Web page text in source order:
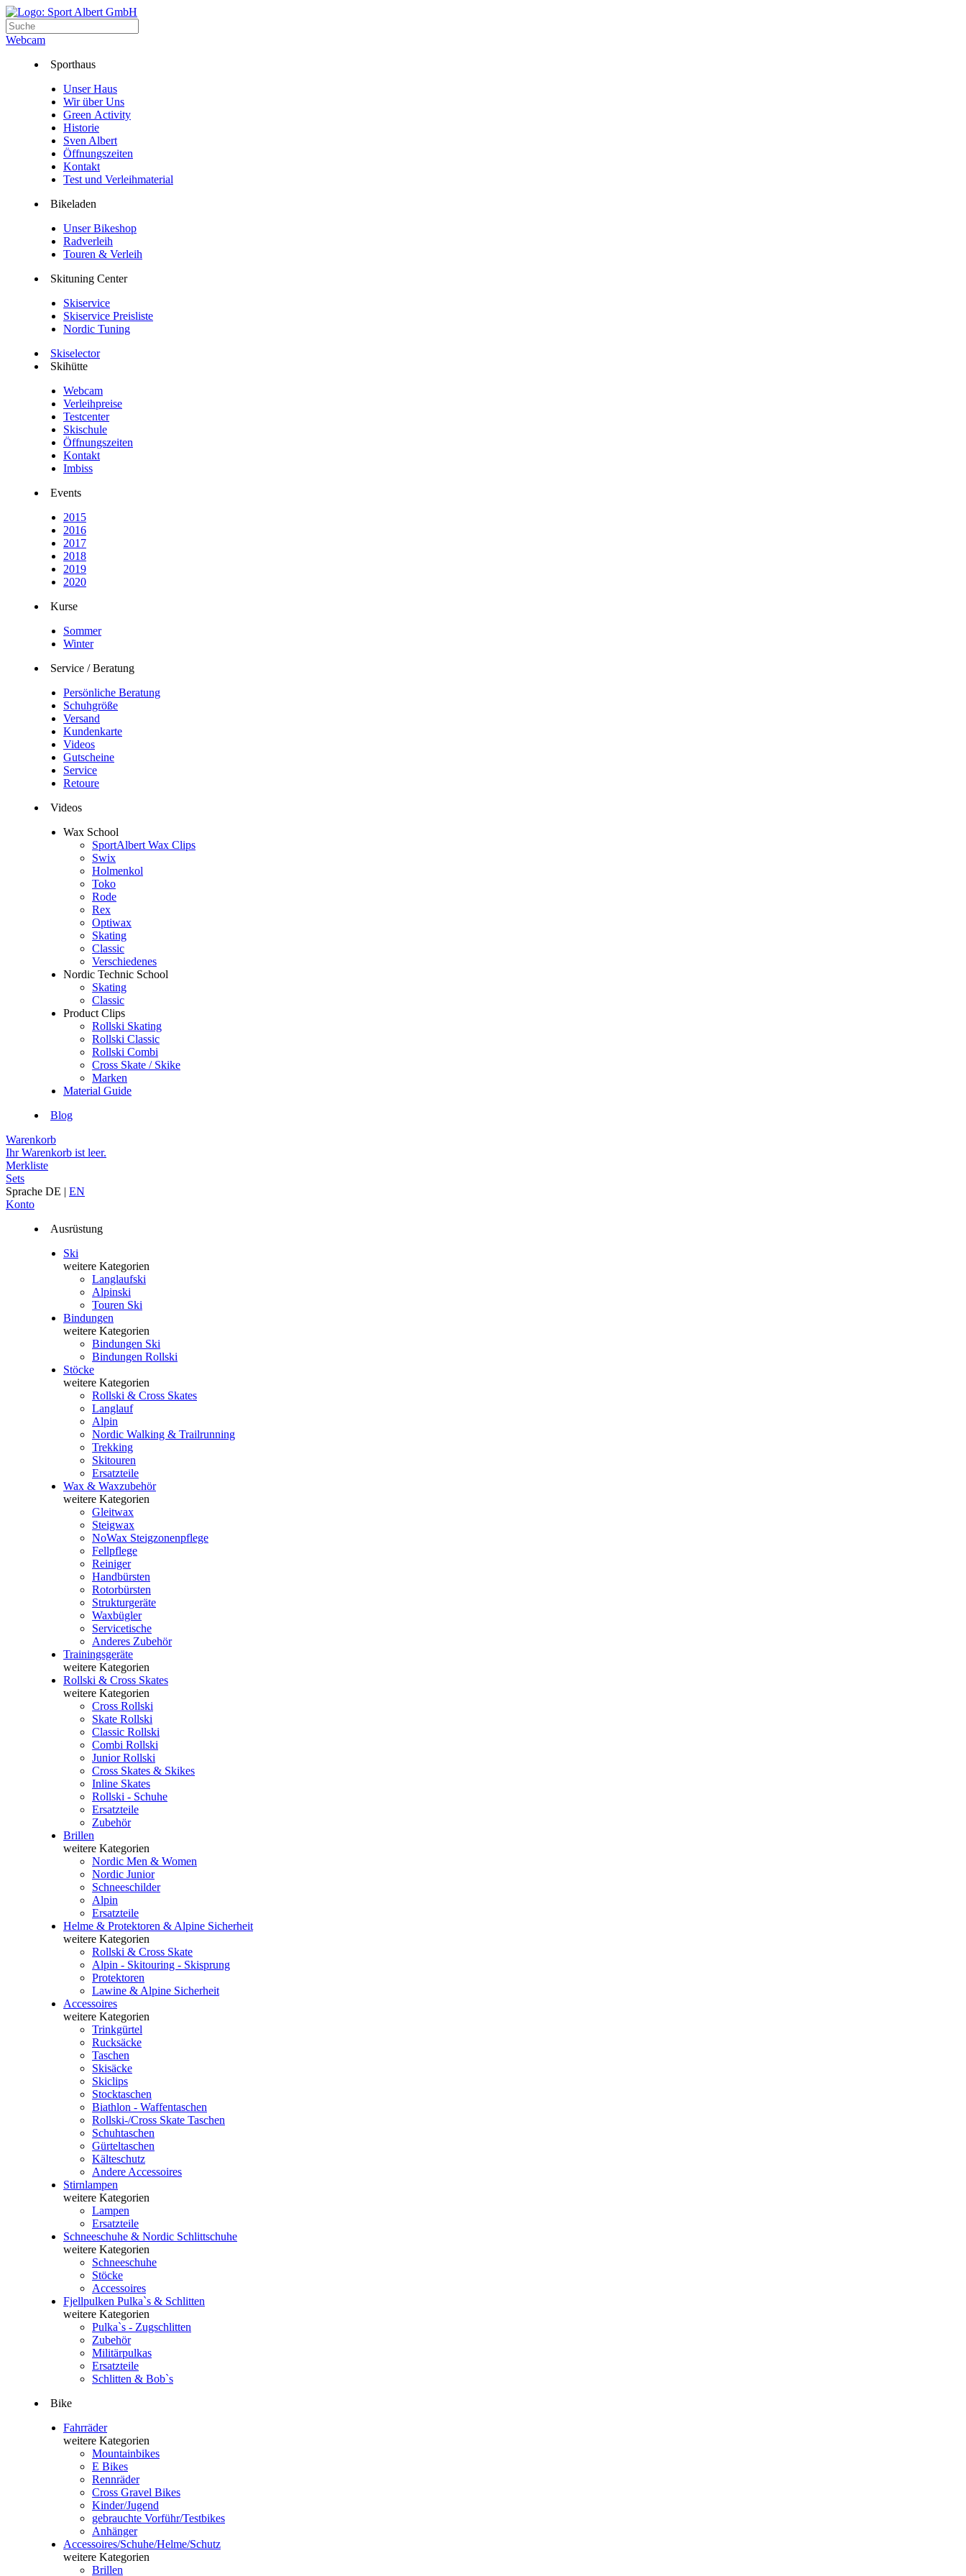
Webcam
Sporthaus
Unser Haus
Wir über Uns
Green Activity
Historie
Sven Albert
Öffnungszeiten
Kontakt
Test und Verleihmaterial
Bikeladen
Unser Bikeshop
Radverleih
Touren & Verleih
Skituning Center
Skiservice
Skiservice Preisliste
Nordic Tuning
Skiselector
Skihütte
Webcam
Verleihpreise
Testcenter
Skischule
Öffnungszeiten
Kontakt
Imbiss
Events
2015
2016
2017
2018
2019
2020
Kurse
Sommer
Winter
Service / Beratung
Persönliche Beratung
Schuhgröße
Versand
Kundenkarte
Videos
Gutscheine
Service
Retoure
Videos
Wax School
SportAlbert Wax Clips
Swix
Holmenkol
Toko
Rode
Rex
Optiwax
Skating
Classic
Verschiedenes
Nordic Technic School
Skating
Classic
Product Clips
Rollski Skating
Rollski Classic
Rollski Combi
Cross Skate / Skike
Marken
Material Guide
Blog
Warenkorb
Ihr Warenkorb ist leer.
Merkliste
Sets
Sprache DE | EN
Konto
Ausrüstung
Ski
weitere Kategorien
Langlaufski
Alpinski
Touren Ski
Bindungen
weitere Kategorien
Bindungen Ski
Bindungen Rollski
Stöcke
weitere Kategorien
Rollski & Cross Skates
Langlauf
Alpin
Nordic Walking & Trailrunning
Trekking
Skitouren
Ersatzteile
Wax & Waxzubehör
weitere Kategorien
Gleitwax
Steigwax
NoWax Steigzonenpflege
Fellpflege
Reiniger
Handbürsten
Rotorbürsten
Strukturgeräte
Waxbügler
Servicetische
Anderes Zubehör
Trainingsgeräte
weitere Kategorien
Rollski & Cross Skates
weitere Kategorien
Cross Rollski
Skate Rollski
Classic Rollski
Combi Rollski
Junior Rollski
Cross Skates & Skikes
Inline Skates
Rollski - Schuhe
Ersatzteile
Zubehör
Brillen
weitere Kategorien
Nordic Men & Women
Nordic Junior
Schneeschilder
Alpin
Ersatzteile
Helme & Protektoren & Alpine Sicherheit
weitere Kategorien
Rollski & Cross Skate
Alpin - Skitouring - Skisprung
Protektoren
Lawine & Alpine Sicherheit
Accessoires
weitere Kategorien
Trinkgürtel
Rucksäcke
Taschen
Skisäcke
Skiclips
Stocktaschen
Biathlon - Waffentaschen
Rollski-/Cross Skate Taschen
Schuhtaschen
Gürteltaschen
Kälteschutz
Andere Accessoires
Stirnlampen
weitere Kategorien
Lampen
Ersatzteile
Schneeschuhe & Nordic Schlittschuhe
weitere Kategorien
Schneeschuhe
Stöcke
Accessoires
Fjellpulken Pulka`s & Schlitten
weitere Kategorien
Pulka`s - Zugschlitten
Zubehör
Militärpulkas
Ersatzteile
Schlitten & Bob`s
Bike
Fahrräder
weitere Kategorien
Mountainbikes
E Bikes
Rennräder
Cross Gravel Bikes
Kinder/Jugend
gebrauchte Vorführ/Testbikes
Anhänger
Accessoires/Schuhe/Helme/Schutz
weitere Kategorien
Brillen